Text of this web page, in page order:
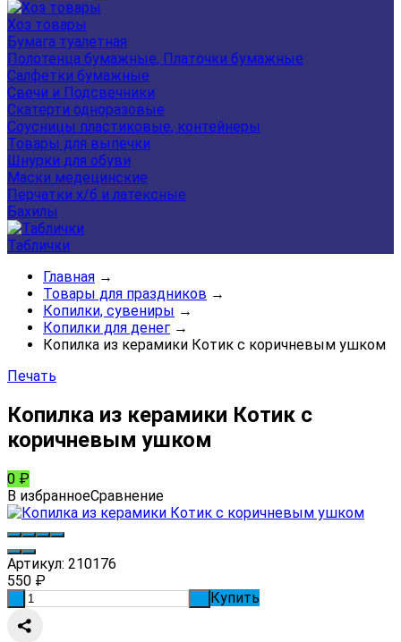
Хоз товары
Бумага туалетная
Полотенца бумажные, Платочки бумажные
Салфетки бумажные
Свечи и Подсвечники
Скатерти одноразовые
Соусницы пластиковые, контейнеры
Товары для выпечки
Шнурки для обуви
Маски медецинские
Перчатки х/б и латексные
Бахилы
Таблички
Главная →
Товары для праздников →
Копилки, сувениры →
Копилки для денег →
Копилка из керамики Котик с коричневым ушком
Печать
Копилка из керамики Котик с
коричневым ушком
0 ₽
В избранноеСравнение
Артикул: 210176
550 ₽
Купить